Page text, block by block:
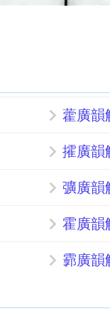
藿廣韻
攉廣韻
彍廣韻
霍廣韻
霩廣韻